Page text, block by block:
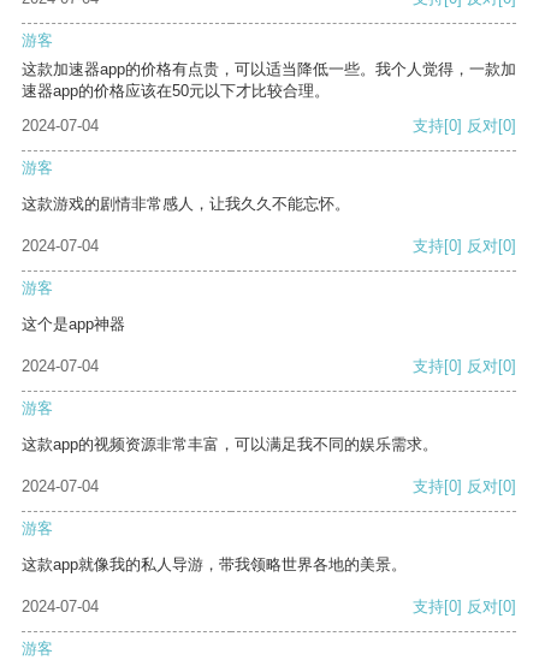
游客
这款加速器app的价格有点贵，可以适当降低一些。我个人觉得，一款加
速器app的价格应该在50元以下才比较合理。
2024-07-04
支持[0] 反对[0]
游客
这款游戏的剧情非常感人，让我久久不能忘怀。
2024-07-04 支持[0] 反对[0]
游客
这个是app神器
2024-07-04 支持[0] 反对[0]
游客
这款app的视频资源非常丰富，可以满足我不同的娱乐需求。
2024-07-04 支持[0] 反对[0]
游客
这款app就像我的私人导游，带我领略世界各地的美景。
2024-07-04 支持[0] 反对[0]
游客